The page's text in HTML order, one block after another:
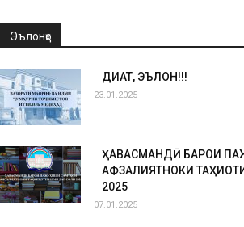
Эълонҳо
ДИҚҚАТ, ЭЪЛОН!!!
23.01.2025
ҲАВАСМАНДӢ БАРОИ
АФЗАЛИЯТНОКИ
2025
07.01.2025